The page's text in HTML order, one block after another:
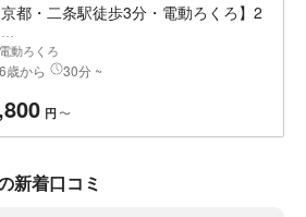
京都・二条駅徒歩3分・電動ろくろ】2
電動ろくろ
6歳から 30分 ~
円 〜
新着口コミ